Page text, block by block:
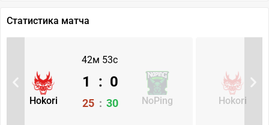
Статистика матча
42м 53с
Hokori NoPing
1 : 0
25 : 30 Hokori